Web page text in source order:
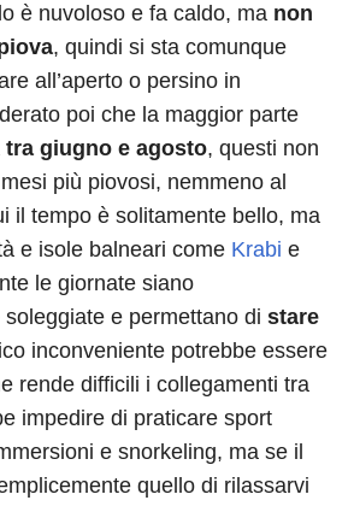
è nuvoloso e fa caldo, ma non
, quindi si sta comunque
all’aperto o persino in
poi che la maggior parte
tra giugno e agosto, questi non
più piovosi, nemmeno al
il tempo è solitamente bello, ma
e isole balneari come Krabi e
le giornate siano
e permettano di stare
inconveniente potrebbe essere
rende difficili i collegamenti tra
impedire di praticare sport
e snorkeling, ma se il
quello di rilassarvi